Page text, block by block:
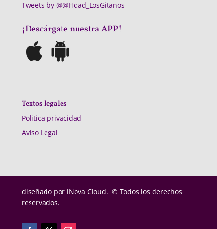
Tweets by @@Hdad_LosGitanos
¡Descárgate nuestra APP!
Textos legales
Politica privacidad
Aviso Legal
diseñado por iNova Cloud. © Todos los derechos
reservados.